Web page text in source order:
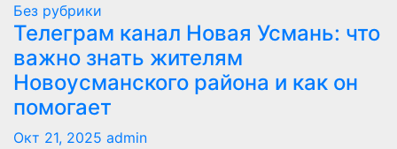
Без рубрики
Телеграм канал Новая Усмань: что
важно знать жителям
Новоусманского района и как он
помогает
Окт 21, 2025 admin